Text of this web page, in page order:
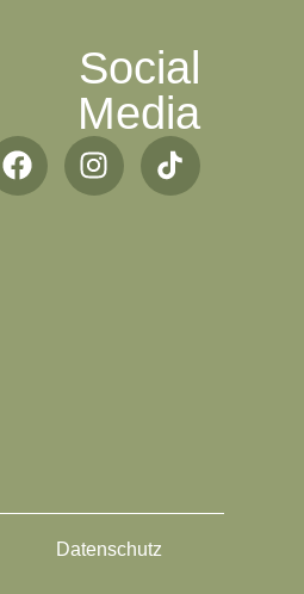
Social
Media
Datenschutz​